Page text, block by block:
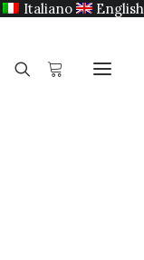
Italiano English
de la
de la Pop Art